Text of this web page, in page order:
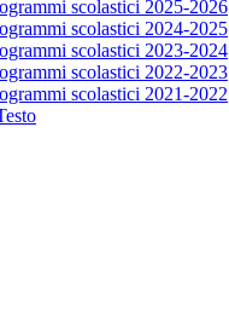
scolastici 2025-2026
scolastici 2024-2025
scolastici 2023-2024
scolastici 2022-2023
scolastici 2021-2022